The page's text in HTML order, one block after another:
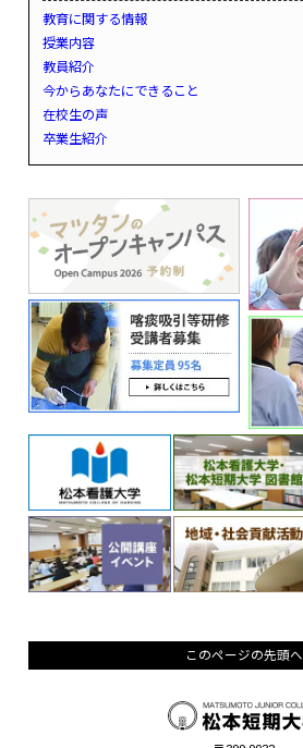
教育に関する情報
授業内容
教員紹介
今からあなたにできること
在校生の声
卒業生紹介
このページの先頭へ